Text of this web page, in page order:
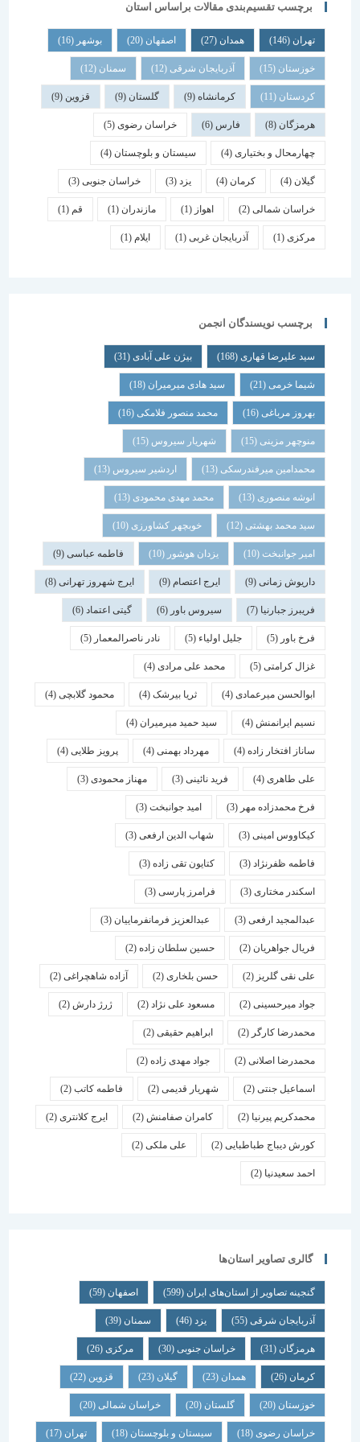
برچسب تقسیم‌بندی مقالات براساس استان
همدان اصفهان (20) بوشهر
خوزستان(15) آذربایجان شرقی(12) سمنان (12)
کردستان(11) کرمانشاه(9) گلستان (9) قزوین
هرمزگان(8) فارس خراسان رضوی(5)
چهارمحال و بختیاری (4) سیستان و بلوچستان(4)
کرمان یزد خراسان جنوبی(3)
خراسان شمالی(2) اهواز مازندران(1) قم
(1) آذربایجان غربی(1) ایلام
برچسب نویسندگان انجمن
سید علیرضا قهاری(168) بیژن علی آبادی(31)
شیما خرمی(21) سید هادی میرمیران(18)
بهروز مرباغی (16) محمد منصور فلامکی (16)
منوچهر مزینی(15) شهریار سیروس(15)
محمدامین میرفندرسکی(13) اردشیر سیروس(13)
انوشه منصوری(13) محمد مهدی محمودی(13)
سید محمد بهشتی(12) خوبچهر کشاورزی(10)
امیر جوانبخت(10) یزدان هوشور(10) فاطمه عباسی(9)
داریوش زمانی(9) ایرج اعتصام(9) ایرج شهروز تهرانی(8)
فریبرز جبارنیا(7) سیروس باور(6) گیتی اعتماد(6)
فرخ باور(5) جلیل اولیاء(5) نادر ناصرالمعمار (5)
غزال کرامتی(5) محمد علی مرادی(4)
ابوالحسن میرعمادی(4) ثریا بیرشک(4) محمود گلابچی(4)
نسیم ایرانمنش(4) سید حمید میرمیران(4)
ساناز افتخار زاده(4) مهرداد بهمنی (4) پرویز طلایی(4)
علی طاهری(4) فرید نائینی(3) مهناز محمودی(3)
فرخ محمدزاده مهر(3) امید جوانبخت(3)
کیکاووس امینی(3) شهاب الدین ارفعی(3)
فاطمه ظفرنژاد(3) کتایون تقی زاده(3)
اسكندر مختاری (3) فرامرز پارسی(3)
عبدالمجید ارفعی(3) عبدالعزیز فرمانفرماییان(3)
فریال جواهریان(2) حسین سلطان زاده(2)
علی نقی گلریز(2) حسن بلخاری(2) آزاده شاهچراغی(2)
جواد میرحسینی(2) مسعود علی نژاد(2) ژرژ دارش (2)
محمدرضا کارگر(2) ابراهیم حقیقی(2)
محمدرضا اصلانی(2) جواد مهدی زاده(2)
اسماعیل جنتی(2) شهریار قدیمی(2) فاطمه کاتب(2)
محمدکریم پیرنیا (2) کامران صفامنش(2) ایرج کلانتری (2)
کورش دیباج طباطبایی(2) علی ملکی(2)
احمد سعیدنیا (2)
گالری تصاویر استان‌ها
گنجینه تصاویر از استان‌های ایران(599) اصفهان (59)
آذربایجان شرقی(55) یزد سمنان (39)
هرمزگان(31) خراسان جنوبی(30) مرکزی (26)
همدان گیلان قزوین
خوزستان(20) گلستان (20) خراسان شمالی(20)
خراسان رضوی(18) سیستان و بلوچستان(18) تهران